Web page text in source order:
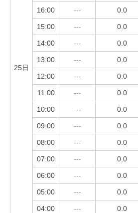
25日
16:00 --- 0.0
15:00 --- 0.0
14:00 --- 0.0
13:00 --- 0.0
12:00 --- 0.0
11:00 --- 0.0
10:00 --- 0.0
09:00 --- 0.0
08:00 --- 0.0
07:00 --- 0.0
06:00 --- 0.0
05:00 --- 0.0
04:00 --- 0.0